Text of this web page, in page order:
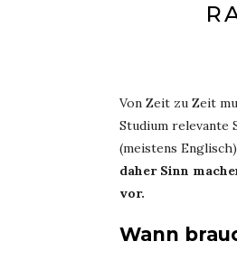
Von Zeit zu Zeit
Studium relevante
(meistens
daher Sinn
vor.
Wann